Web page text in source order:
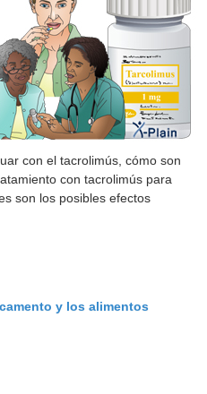
con el tacrolimús, cómo son
con tacrolimús para
son los posibles efectos
y los alimentos